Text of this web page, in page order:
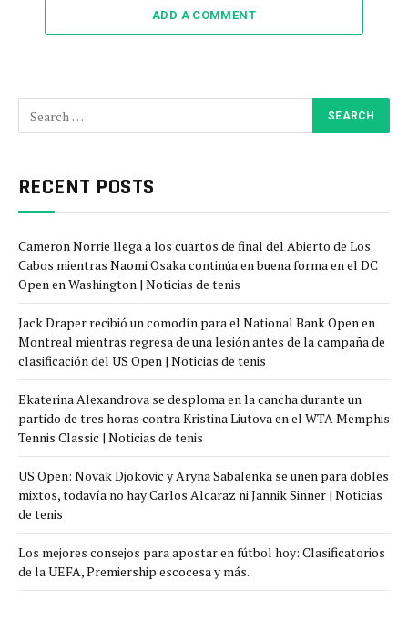
ADD A COMMENT
RECENT POSTS
Cameron Norrie llega a los cuartos de final del Abierto de Los
Cabos mientras Naomi Osaka continúa en buena forma en el DC
Open en Washington | Noticias de tenis
Jack Draper recibió un comodín para el National Bank Open en
Montreal mientras regresa de una lesión antes de la campaña de
clasificación del US Open | Noticias de tenis
Ekaterina Alexandrova se desploma en la cancha durante un
partido de tres horas contra Kristina Liutova en el WTA Memphis
Tennis Classic | Noticias de tenis
US Open: Novak Djokovic y Aryna Sabalenka se unen para dobles
mixtos, todavía no hay Carlos Alcaraz ni Jannik Sinner | Noticias
de tenis
Los mejores consejos para apostar en fútbol hoy: Clasificatorios
de la UEFA, Premiership escocesa y más.